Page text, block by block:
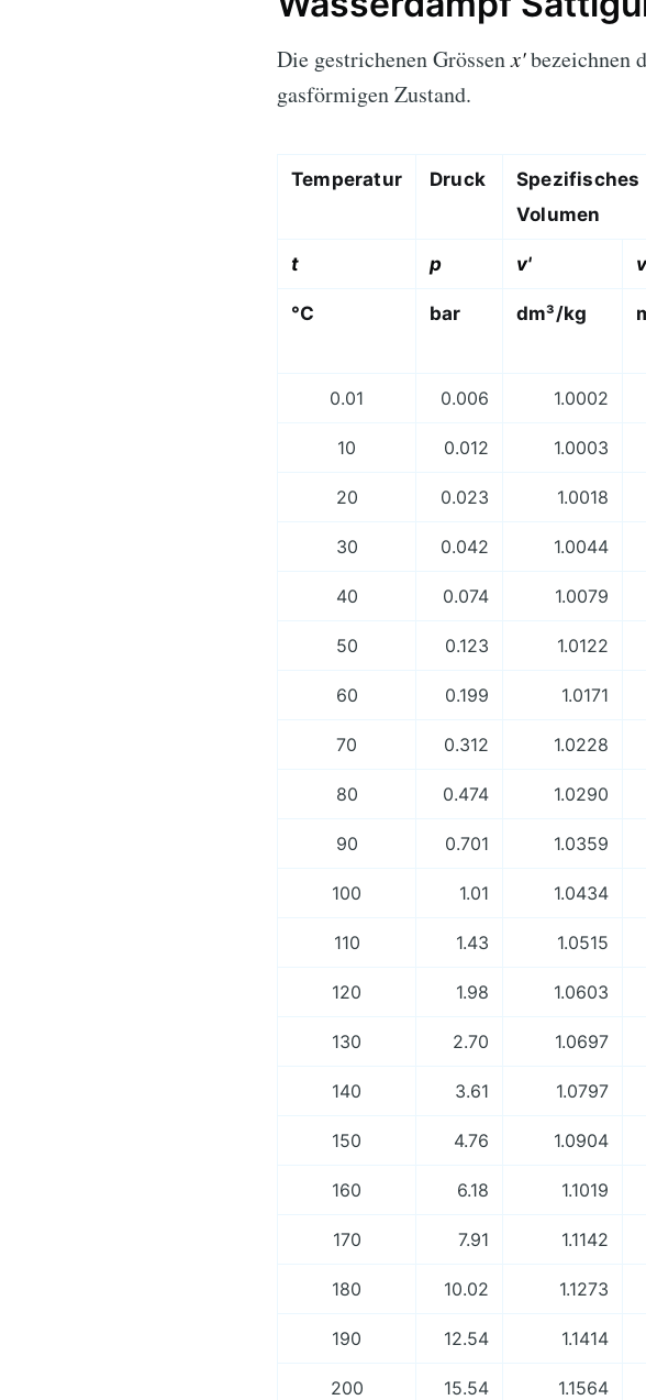
Die gestrichenen Grössenx'bezeichnen
gasförmigen Zustand.
Temperatur Druck
Spezifisches
Volumen
t p v'
°C bar dm³/kg
0.01 0.006 1.0002
10 0.012 1.0003
20 0.023 1.0018
30 0.042 1.0044
40 0.074 1.0079
50 0.123 1.0122
60 0.199 1.0171
70 0.312 1.0228
80 0.474 1.0290
90 0.701 1.0359
100 1.01 1.0434
110 1.43 1.0515
120 1.98 1.0603
130 2.70 1.0697
140 3.61 1.0797
150 4.76 1.0904
160 6.18 1.1019
170 7.91 1.1142
180 10.02 1.1273
190 12.54 1.1414
200 15.54 1.1564